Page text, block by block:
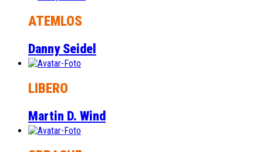
ATEMLOS
Danny Seidel
LIBERO
Martin D. Wind